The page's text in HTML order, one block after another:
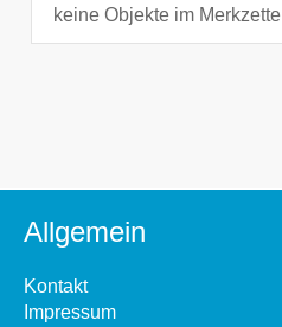
keine Objekte im Merkzettel
Allgemein
Kontakt
Impressum